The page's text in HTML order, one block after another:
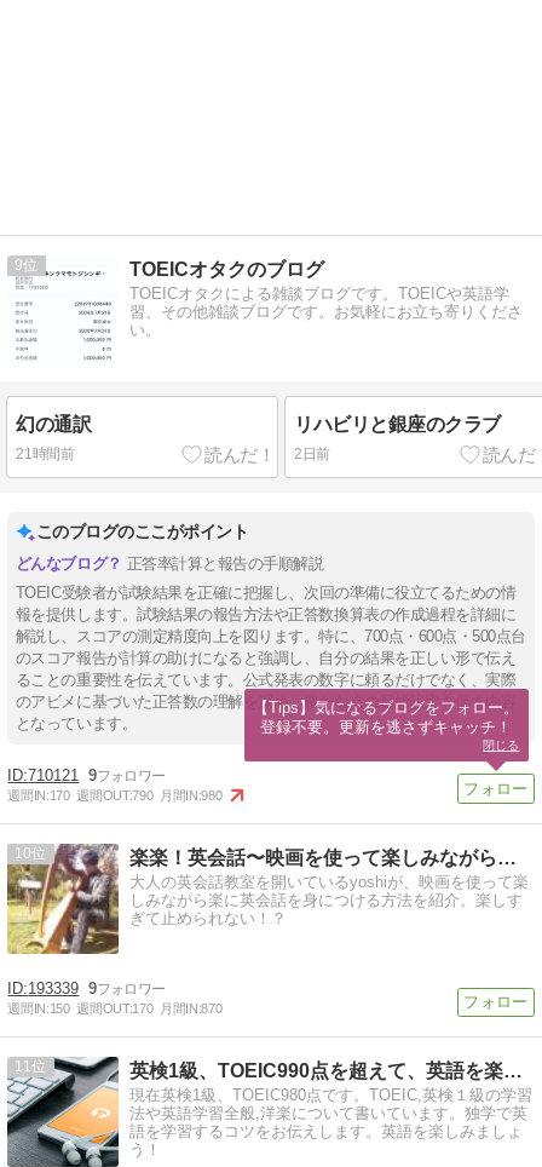
9 TOEICオタクのブログ
TOEICオタクによる雑談ブログです。TOEICや英語学
習、その他雑談ブログです。お気軽にお立ち寄りくださ
い。
幻の通訳
21時間前
リハビリと銀座のクラブ
2日前
このブログのここがポイント
正答率計算と報告の手順解説
TOEIC受験者が試験結果を正確に把握し、次回の準備に役立てるための情
報を提供します。試験結果の報告方法や正答数換算表の作成過程を詳細に
解説し、スコアの測定精度向上を図ります。特に、700点・600点・500点台
のスコア報告が計算の助けになると強調し、自分の結果を正しい形で伝え
ることの重要性を伝えています。公式発表の数字に頼るだけでなく、実際
のアビメに基づいた正答数の理解を深め、確かな次の目標設定を促す内容
となっています。
710121 9
週間IN:170 週間OUT:790 月間IN:980
10 楽楽！英会話〜映画を使って楽しみながら自然な英語を身につける
大人の英会話教室を開いているyoshiが、映画を使って楽
しみながら楽に英会話を身につける方法を紹介。楽しす
ぎて止められない！？
193339 9
週間IN:150 週間OUT:170 月間IN:870
11 英検1級、TOEIC990点を超えて、英語を楽しむブログ
現在英検1級、TOEIC980点です。TOEIC,英検１級の学習
法や英語学習全般,洋楽について書いています。独学で英
語を学習するコツをお伝えします。英語を楽しみましょ
う！
【Tips】気になるブログをフォロー。
登録不要。更新を逃さずキャッチ！
閉じる